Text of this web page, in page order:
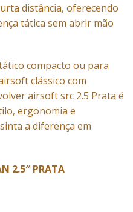
distância, oferecendo
tática sem abrir mão
compacto ou para
clássico com
airsoft src 2.5 Prata é
ergonomia e
a diferença em
2.5″ PRATA